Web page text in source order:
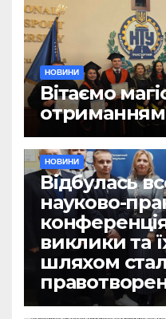
НОВИНИ
Вітаємо
НОВИНИ
Відбулась
науково-
виклики та
шляхом